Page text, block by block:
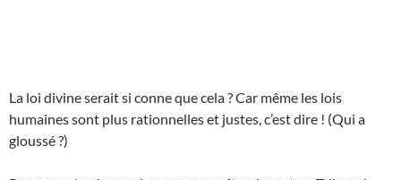
La loi divine serait si conne que cela ? Car même les lois
humaines sont plus rationnelles et justes, c’est dire ! (Qui a
gloussé ?)